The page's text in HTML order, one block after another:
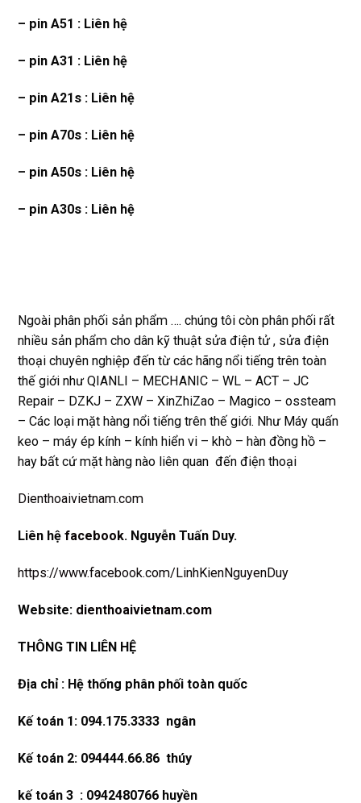
– pin A51 : Liên hệ
– pin A31 : Liên hệ
– pin A21s : Liên hệ
– pin A70s : Liên hệ
– pin A50s : Liên hệ
– pin A30s : Liên hệ
Ngoài phân phối sản phẩm …. chúng tôi còn phân phối rất
nhiều sản phẩm cho dân kỹ thuật sửa điện tử , sửa điện
thoại chuyên nghiệp đến từ các hãng nổi tiếng trên toàn
thế giới như QIANLI – MECHANIC – WL – ACT – JC
Repair – DZKJ – ZXW – XinZhiZao – Magico – ossteam
– Các loại mặt hàng nổi tiếng trên thế giới. Như Máy quấn
keo – máy ép kính – kính hiển vi – khò – hàn đồng hồ –
hay bất cứ mặt hàng nào liên quan đến điện thoại
Dienthoaivietnam.com
Liên hệ facebook. Nguyễn Tuấn Duy.
https://www.facebook.com/LinhKienNguyenDuy
Website: dienthoaivietnam.com
THÔNG TIN LIÊN HỆ
Địa chỉ : Hệ thống phân phối toàn quốc
Kế toán 1: 094.175.3333 ngân
Kế toán 2: 094444.66.86 thúy
kế toán 3 : 0942480766 huyền